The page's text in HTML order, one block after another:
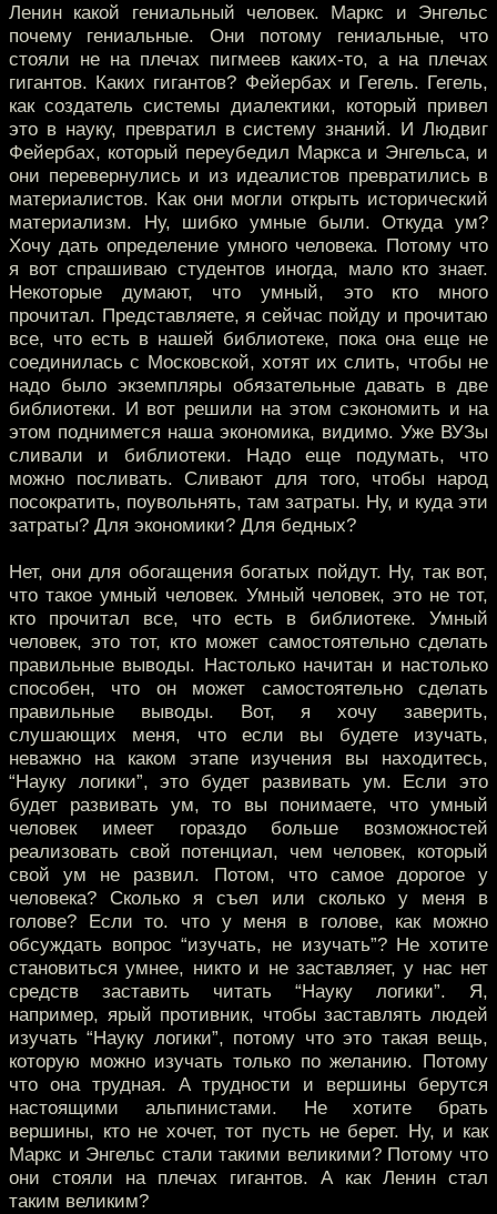
Ленин какой гениальный человек. Маркс и Энгельс
почему гениальные. Они потому гениальные, что
стояли не на плечах пигмеев каких-то, а на плечах
гигантов. Каких гигантов? Фейербах и Гегель. Гегель,
как создатель системы диалектики, который привел
это в науку, превратил в систему знаний. И Людвиг
Фейербах, который переубедил Маркса и Энгельса, и
они перевернулись и из идеалистов превратились в
материалистов. Как они могли открыть исторический
материализм. Ну, шибко умные были. Откуда ум?
Хочу дать определение умного человека. Потому что
я вот спрашиваю студентов иногда, мало кто знает.
Некоторые думают, что умный, это кто много
прочитал. Представляете, я сейчас пойду и прочитаю
все, что есть в нашей библиотеке, пока она еще не
соединилась с Московской, хотят их слить, чтобы не
надо было экземпляры обязательные давать в две
библиотеки. И вот решили на этом сэкономить и на
этом поднимется наша экономика, видимо. Уже ВУЗы
сливали и библиотеки. Надо еще подумать, что
можно посливать. Сливают для того, чтобы народ
посократить, поувольнять, там затраты. Ну, и куда эти
затраты? Для экономики? Для бедных?
Нет, они для обогащения богатых пойдут. Ну, так вот,
что такое умный человек. Умный человек, это не тот,
кто прочитал все, что есть в библиотеке. Умный
человек, это тот, кто может самостоятельно сделать
правильные выводы. Настолько начитан и настолько
способен, что он может самостоятельно сделать
правильные выводы. Вот, я хочу заверить,
слушающих меня, что если вы будете изучать,
неважно на каком этапе изучения вы находитесь,
“Науку логики”, это будет развивать ум. Если это
будет развивать ум, то вы понимаете, что умный
человек имеет гораздо больше возможностей
реализовать свой потенциал, чем человек, который
свой ум не развил. Потом, что самое дорогое у
человека? Сколько я съел или сколько у меня в
голове? Если то. что у меня в голове, как можно
обсуждать вопрос “изучать, не изучать”? Не хотите
становиться умнее, никто и не заставляет, у нас нет
средств заставить читать “Науку логики”. Я,
например, ярый противник, чтобы заставлять людей
изучать “Науку логики”, потому что это такая вещь,
которую можно изучать только по желанию. Потому
что она трудная. А трудности и вершины берутся
настоящими альпинистами. Не хотите брать
вершины, кто не хочет, тот пусть не берет. Ну, и как
Маркс и Энгельс стали такими великими? Потому что
они стояли на плечах гигантов. А как Ленин стал
таким великим?